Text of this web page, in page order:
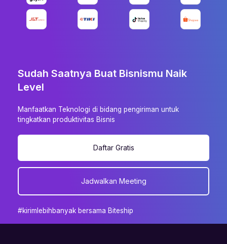
Sudah Saatnya Buat Bisnismu Naik
Level
Manfaatkan Teknologi di bidang pengiriman untuk
tingkatkan produktivitas Bisnis
Daftar Gratis
Jadwalkan Meeting
#kirimlebihbanyak bersama Biteship